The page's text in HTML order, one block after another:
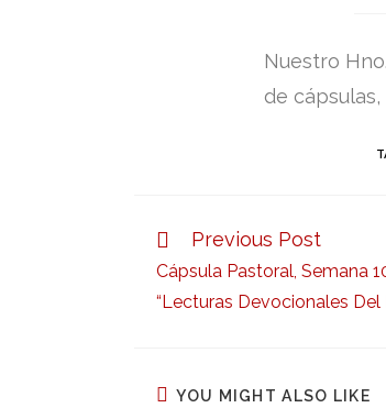
Nuestro
de
Read
articles
Previous Post
Cápsula Pastoral, Semana
“Lecturas Devocionales Del
YOU MIGHT ALSO LIKE